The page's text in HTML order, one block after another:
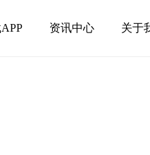
资讯中心 关于